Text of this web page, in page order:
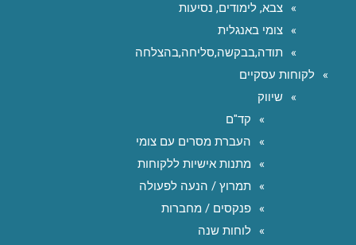
צבא, לימודים, נסיעות
צומי באנגלית
תודה,בבקשה,סליחה,בהצלחה
לקוחות עסקיים
שיווק
קד"ם
העברת מסרים עם צומי
מתנות אישיות ללקוחות
תמרוץ / הנעה לפעולה
פנקסים / מחברות
לוחות שנה